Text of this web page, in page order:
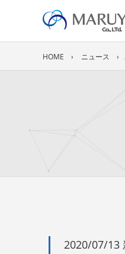
HOME ニュース
2020/07/13